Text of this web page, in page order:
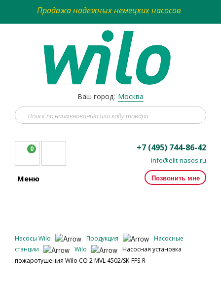
Продажа надежных немецких насосов
Ваш город: Москва
0 +7 (495) 744-86-42
info@elit-nasos.ru
Позвонить мне
Меню
Насосы Wilo Продукция
Насосные
станции
Wilo
Насосная установка
пожаротушения Wilo CO 2 MVL 4502/SK-FFS-R